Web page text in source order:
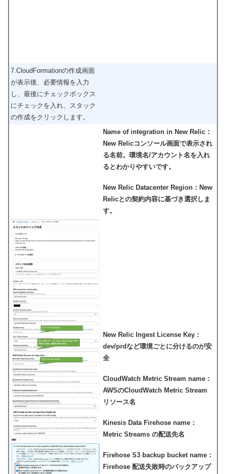
7.CloudFormationの作成画面
が表示後、必要情報を入力
し、最後にチェックボックス
にチェックを入れ、スタック
の作成をクリックします。
Name of integration in New Relic：
New Relicコンソール画面で表示され
る名前。環境名/アカウント名を入れ
るとわかりやすいです。
New Relic Datacenter Region：New
Relicとの契約内容に基づき選択しま
す。
New Relic Ingest License Key：
dev/prdなど環境ごとに分けるのが安
全
CloudWatch Metric Stream name：
AWSのCloudWatch Metric Stream
リソース名
Kinesis Data Firehose name：
Metric Streams の配送先名
Firehose S3 backup bucket name：
Firehose 配送失敗時のバックアップ